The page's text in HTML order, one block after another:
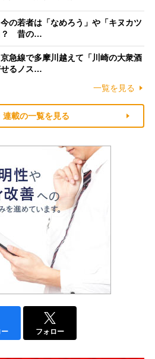
の若者は「なめろう」や「キヌカツ
？ 昔の…
急線で多摩川越えて「川崎の大衆酒
るノス…
一覧を見る
連載の一覧を見る
ー フォロー